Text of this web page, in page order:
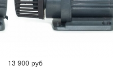
13 900 руб